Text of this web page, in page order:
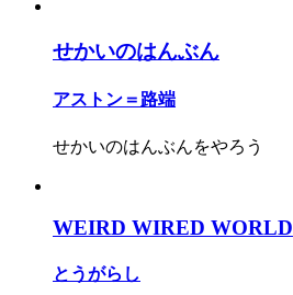
せかいのはんぶん
アストン＝路端
せかいのはんぶんをやろう
WEIRD WIRED WORLD
とうがらし